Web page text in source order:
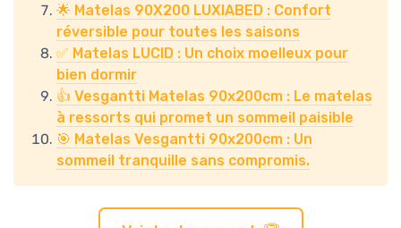
🌟 Matelas 90X200 LUXIABED : Confort
réversible pour toutes les saisons
✅ Matelas LUCID : Un choix moelleux pour
bien dormir
👍 Vesgantti Matelas 90x200cm : Le matelas
à ressorts qui promet un sommeil paisible
🎯 Matelas Vesgantti 90x200cm : Un
sommeil tranquille sans compromis.